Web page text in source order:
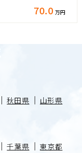
70.0 万円
秋田県
山形県
千葉県
東京都